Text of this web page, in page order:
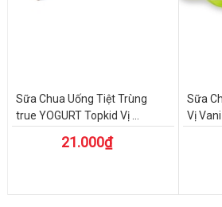
Sữa Chua Uống Tiệt Trùng
true YOGURT Topkid Vị ...
21.000₫
Sữa
Vị Vani